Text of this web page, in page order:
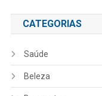
CATEGORIAS
Saúde
Beleza